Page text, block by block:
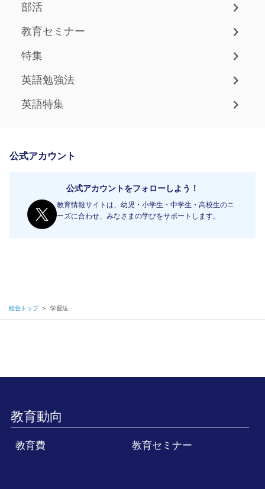
部活
教育セミナー
特集
英語勉強法
英語特集
公式アカウント
公式アカウントをフォローしよう！
教育情報サイトは、幼児・小学生・中学生・高校生のニ
ーズに合わせ、みなさまの学びをサポートします。
総合トップ ＞ 学習法
教育動向
教育費 教育セミナー